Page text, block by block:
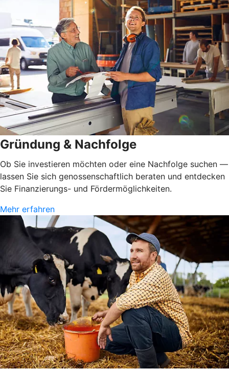
Gründung & Nachfolge
Ob Sie investieren möchten oder eine Nachfolge suchen —
lassen Sie sich genossenschaftlich beraten und entdecken
Sie Finanzierungs- und Fördermöglichkeiten.
Mehr erfahren